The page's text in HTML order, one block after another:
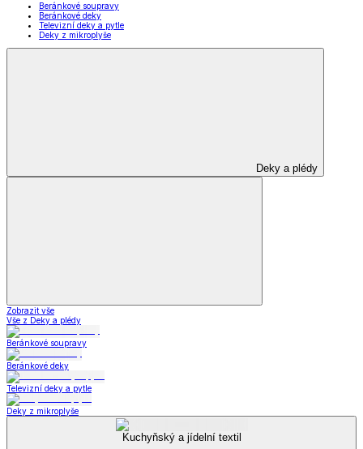
Beránkové soupravy
Beránkové deky
Televizní deky a pytle
Deky z mikroplyše
Deky a plédy
Zobrazit vše
Vše z Deky a plédy
Beránkové soupravy
Beránkové deky
Televizní deky a pytle
Deky z mikroplyše
Kuchyňský a jídelní textil